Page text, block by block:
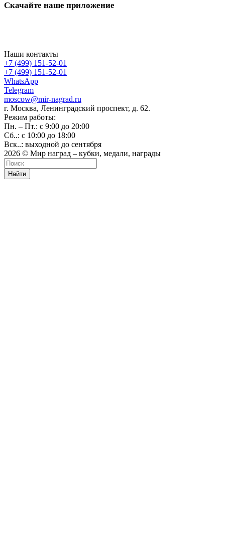
Скачайте наше приложение
Наши контакты
+7 (499) 151-52-01
+7 (499) 151-52-01
WhatsApp
Telegram
moscow@mir-nagrad.ru
г. Москва, Ленинградский проспект, д. 62.
Режим работы:
Пн. – Пт.: с 9:00 до 20:00
Сб..: с 10:00 до 18:00
Вск..: выходной до сентября
2026 © Мир наград – кубки, медали, награды
Найти